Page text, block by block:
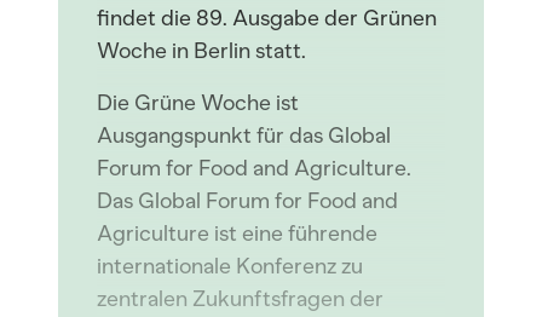
findet die 89. Ausgabe der Grünen
Woche in Berlin statt.
Die Grüne Woche ist
Ausgangspunkt für das Global
Forum for Food and Agriculture.
Das Global Forum for Food and
Agriculture ist eine führende
internationale Konferenz zu
zentralen Zukunftsfragen der